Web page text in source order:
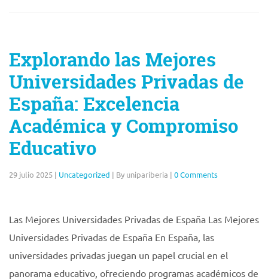
Explorando las Mejores
Universidades Privadas de
España: Excelencia
Académica y Compromiso
Educativo
29 julio 2025 | Uncategorized | By unipariberia | 0 Comments
Las Mejores Universidades Privadas de España Las Mejores
Universidades Privadas de España En España, las
universidades privadas juegan un papel crucial en el
panorama educativo, ofreciendo programas académicos de